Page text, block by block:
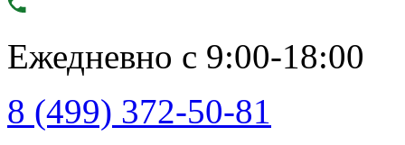
Ежедневно с 9:00-18:00
8 (499) 372-50-81